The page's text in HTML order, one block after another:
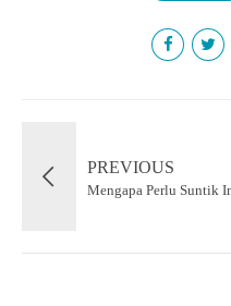
PREVIOUS
Mengapa Perlu Suntik